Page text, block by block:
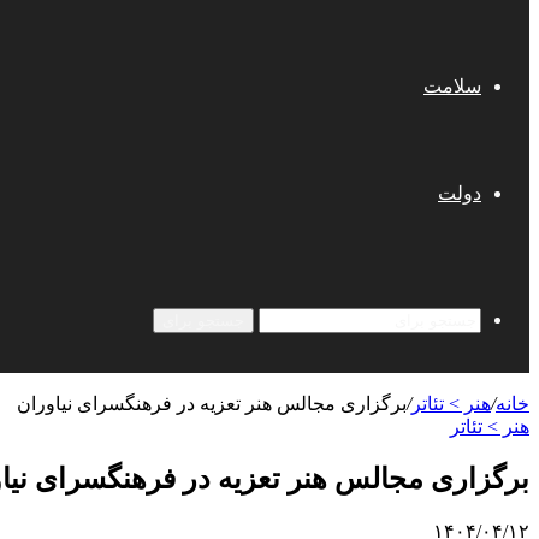
سلامت
دولت
خانه/هنر > تئاتر/برگزاری مجالس هنر تعزیه در فرهنگسرای نیاوران
هنر > تئاتر
برگزاری مجالس هنر تعزیه در فرهنگسرای
۱۴۰۴/۰۴/۱۲